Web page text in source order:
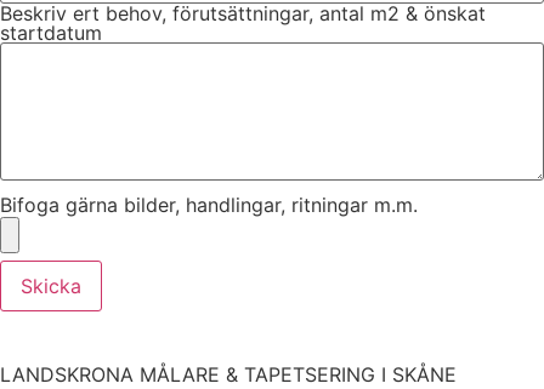
Beskriv ert behov, förutsättningar, antal m2 & önskat
startdatum
Bifoga gärna bilder, handlingar, ritningar m.m.
Skicka
LANDSKRONA MÅLARE & TAPETSERING I SKÅNE